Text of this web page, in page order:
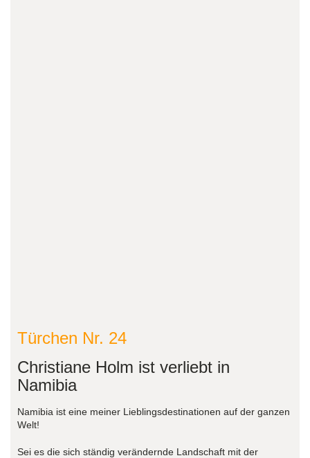
Türchen Nr. 24
Christiane Holm ist verliebt in
Namibia
Namibia ist eine meiner Lieblingsdestinationen auf der ganzen
Welt!
Sei es die sich ständig verändernde Landschaft mit der